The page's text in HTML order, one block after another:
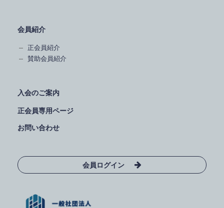
会員紹介
正会員紹介
賛助会員紹介
入会のご案内
正会員専用ページ
お問い合わせ
会員ログイン